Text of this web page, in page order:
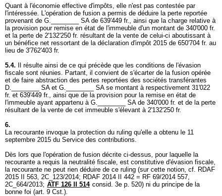
Quant à l'économie effective d'impôts, elle n'est pas contestée par
l'intéressée. L'opération de fusion a permis de déduire la perte reportée
provenant de G.________ SA de 639'449 fr., ainsi que la charge relative à
la provision pour remise en état de l'immeuble d'un montant de 340'000 fr.
et la perte de 2'132'250 fr. résultant de la vente de celui-ci aboutissant à
un bénéfice net ressortant de la déclaration d'impôt 2015 de 650'704 fr. au
lieu de 3'762'403 fr.
5.4. Il résulte ainsi de ce qui précède que les conditions de l'évasion
fiscale sont réunies. Partant, il convient de s'écarter de la fusion opérée
et de faire abstraction des pertes reportées des sociétés transférantes
D.________ SA et G.________ SA se montant à respectivement 31'022
fr. et 639'449 fr., ainsi que de la provision pour la remise en état de
l'immeuble ayant appartenu à G.________ SA de 340'000 fr. et de la perte
résultant de la vente de cet immeuble s'élevant à 2'132'250 fr.
6.
La recourante invoque la protection du ruling qu'elle a obtenu le 11
septembre 2015 du Service des contributions.
Dès lors que l'opération de fusion décrite ci-dessus, pour laquelle la
recourante a requis la neutralité fiscale, est constitutive d'évasion fiscale,
la recourante ne peut rien déduire de ce ruling (sur cette notion, cf. RDAF
2015 II 563, 2C_123/2014; RDAF 2014 II 442 = RF 69/2014 557,
2C_664/2013; ATF 126 II 514 consid. 3e p. 520) ni du principe de la
bonne foi (art. 9 Cst.).